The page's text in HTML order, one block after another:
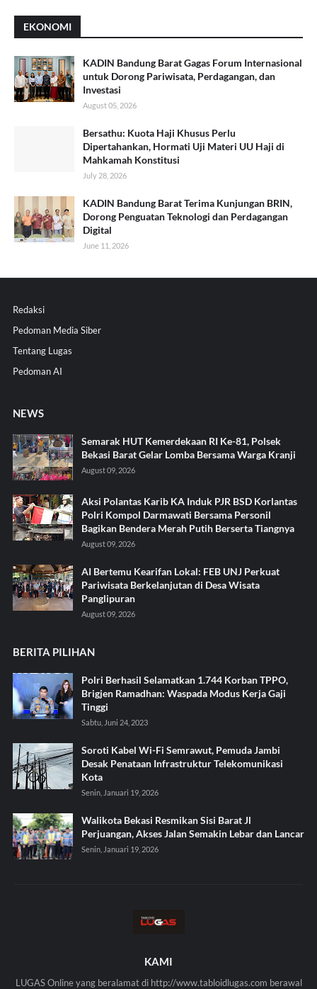
EKONOMI
KADIN Bandung Barat Gagas Forum Internasional
untuk Dorong Pariwisata, Perdagangan, dan
Investasi
August 05, 2026
Bersathu: Kuota Haji Khusus Perlu
Dipertahankan, Hormati Uji Materi UU Haji di
Mahkamah Konstitusi
July 28, 2026
KADIN Bandung Barat Terima Kunjungan BRIN,
Dorong Penguatan Teknologi dan Perdagangan
Digital
June 11, 2026
Redaksi
Pedoman Media Siber
Tentang Lugas
Pedoman AI
NEWS
Semarak HUT Kemerdekaan RI Ke-81, Polsek
Bekasi Barat Gelar Lomba Bersama Warga Kranji
August 09, 2026
Aksi Polantas Karib KA Induk PJR BSD Korlantas
Polri Kompol Darmawati Bersama Personil
Bagikan Bendera Merah Putih Berserta Tiangnya
August 09, 2026
AI Bertemu Kearifan Lokal: FEB UNJ Perkuat
Pariwisata Berkelanjutan di Desa Wisata
Panglipuran
August 09, 2026
BERITA PILIHAN
Polri Berhasil Selamatkan 1.744 Korban TPPO,
Brigjen Ramadhan: Waspada Modus Kerja Gaji
Tinggi
Sabtu, Juni 24, 2023
Soroti Kabel Wi-Fi Semrawut, Pemuda Jambi
Desak Penataan Infrastruktur Telekomunikasi
Kota
Senin, Januari 19, 2026
Walikota Bekasi Resmikan Sisi Barat Jl
Perjuangan, Akses Jalan Semakin Lebar dan Lancar
Senin, Januari 19, 2026
KAMI
LUGAS Online yang beralamat di http://www.tabloidlugas.com berawal